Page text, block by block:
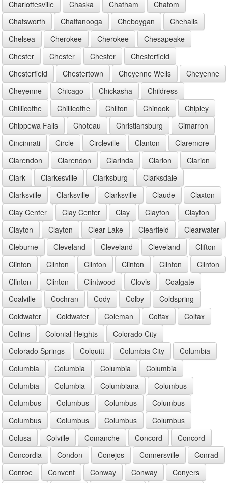
Charlottesville
Chaska Chatham
Chatom
Chatsworth
Chattanooga Cheboygan
Chehalis
Chelsea
Cherokee Cherokee
Chesapeake
Chester
Chester Chester
Chesterfield
Chesterfield
Chestertown Cheyenne Wells
Cheyenne
Cheyenne
Chicago Chickasha
Childress
Chillicothe
Chillicothe Chilton Chinook
Chipley
Chippewa Falls
Choteau Christiansburg
Cimarron
Cincinnati
Circle Circleville Clanton
Claremore
Clarendon
Clarendon Clarinda Clarion
Clarion
Clark
Clarkesville Clarksburg
Clarksdale
Clarksville
Clarksville Clarksville Claude
Claxton
Clay Center
Clay Center Clay Clayton
Clayton
Clayton
Clayton Clear Lake Clearfield
Clearwater
Cleburne
Cleveland Cleveland Cleveland
Clifton
Clinton
Clinton Clinton Clinton Clinton
Clinton
Clinton
Clinton Clintwood Clovis
Coalgate
Coalville
Cochran Cody Colby
Coldspring
Coldwater
Coldwater Coleman Colfax
Colfax
Collins
Colonial Heights
Colorado City
Colorado Springs
Colquitt Columbia City
Columbia
Columbia
Columbia Columbia
Columbia
Columbia
Columbia Columbiana
Columbus
Columbus
Columbus Columbus
Columbus
Columbus
Columbus Columbus
Columbus
Colusa
Colville Comanche Concord
Concord
Concordia
Condon Conejos Connersville
Conrad
Conroe
Convent Conway Conway
Conyers